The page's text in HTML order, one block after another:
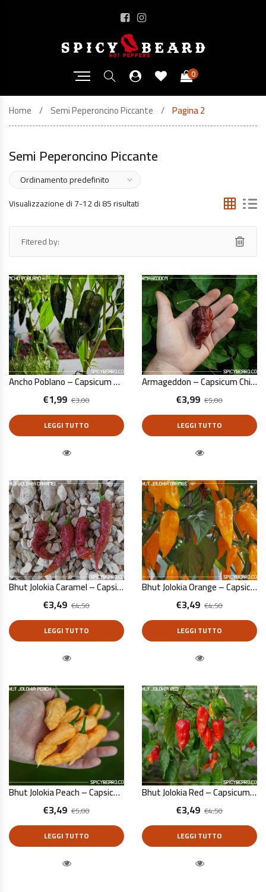
0
Home Semi Peperoncino Piccante Pagina 2
Semi Peperoncino Piccante
Visualizzazione di 7-12 di 85 risultati
Fitered by:
Ancho Poblano – Capsicum Annuum – 10 Semi Puri
€3,00
€1,99
LEGGI TUTTO
Armageddon – Capsicum Chinense – 10 Semi Puri
€5,00
€3,99
LEGGI TUTTO
Bhut Jolokia Caramel – Capsicum Chinense – 10 Semi Puri
€4,50
€3,49
LEGGI TUTTO
Bhut Jolokia Orange – Capsicum Chinense – 10 Semi Puri
€4,50
€3,49
LEGGI TUTTO
Bhut Jolokia Peach – Capsicum Chinense – 10 Semi Puri
€5,00
€3,49
LEGGI TUTTO
Bhut Jolokia Red – Capsicum Chinense – 10 Semi Puri
€4,50
€3,49
LEGGI TUTTO